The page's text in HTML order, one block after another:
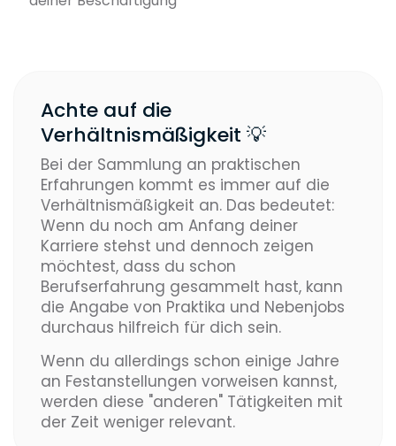
Achte auf die
Verhältnismäßigkeit 💡
Bei der Sammlung an praktischen
Erfahrungen kommt es immer auf die
Verhältnismäßigkeit an. Das bedeutet:
Wenn du noch am Anfang deiner
Karriere stehst und dennoch zeigen
möchtest, dass du schon
Berufserfahrung gesammelt hast, kann
die Angabe von Praktika und Nebenjobs
durchaus hilfreich für dich sein.
Wenn du allerdings schon einige Jahre
an Festanstellungen vorweisen kannst,
werden diese "anderen" Tätigkeiten mit
der Zeit weniger relevant.